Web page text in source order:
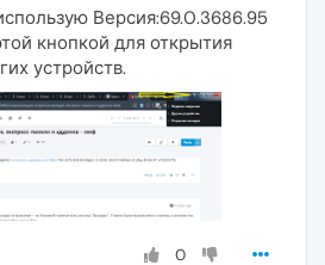
Версия:69.0.3686.95
кнопкой для открытия
устройств.
0